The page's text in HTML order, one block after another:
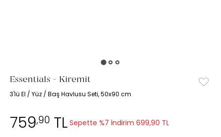
Essentials - Kiremit
3'lü El / Yüz / Baş Havlusu Seti, 50x90 cm
759,90 TL Sepette %7 İndirim 699,90 TL